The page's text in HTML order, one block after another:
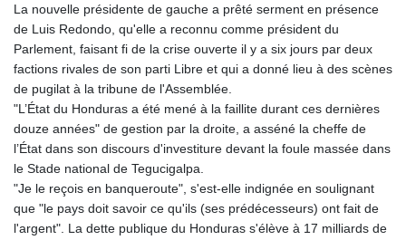
La nouvelle présidente de gauche a prêté serment en présence
de Luis Redondo, qu'elle a reconnu comme président du
Parlement, faisant fi de la crise ouverte il y a six jours par deux
factions rivales de son parti Libre et qui a donné lieu à des scènes
de pugilat à la tribune de l'Assemblée.
"L’État du Honduras a été mené à la faillite durant ces dernières
douze années" de gestion par la droite, a asséné la cheffe de
l’État dans son discours d'investiture devant la foule massée dans
le Stade national de Tegucigalpa.
"Je le reçois en banqueroute", s'est-elle indignée en soulignant
que "le pays doit savoir ce qu'ils (ses prédécesseurs) ont fait de
l'argent". La dette publique du Honduras s'élève à 17 milliards de